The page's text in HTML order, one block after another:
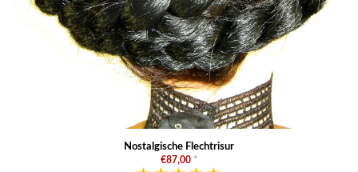
Nostalgische Flechtrisur
€87,00 *